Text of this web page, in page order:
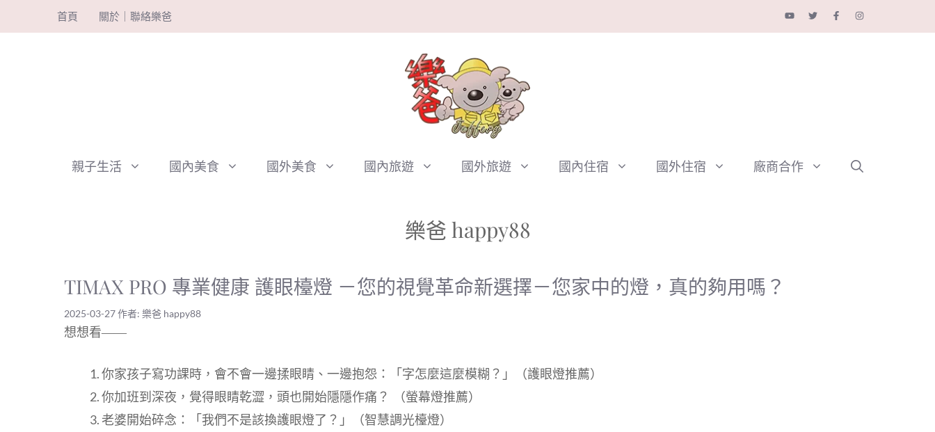
至
首頁 關於｜聯絡樂爸
親子生活 國內美食 國外美食 國內旅遊 國外旅遊 國內住宿 國外住宿 廠商合作
樂爸 happy88
TIMAX PRO 專業健康 護眼檯燈 －您的視覺革命新選擇－您家中的燈，真的夠用嗎？
2025-03-27作者: 樂爸 happy88
想想看——
你家孩子寫功課時，會不會一邊揉眼睛、一邊抱怨：「字怎麼這麼模糊？」（護眼燈推薦）
你加班到深夜，覺得眼睛乾澀，頭也開始隱隱作痛？ （螢幕燈推薦）
老婆開始碎念：「我們不是該換護眼燈了？」（智慧調光檯燈）